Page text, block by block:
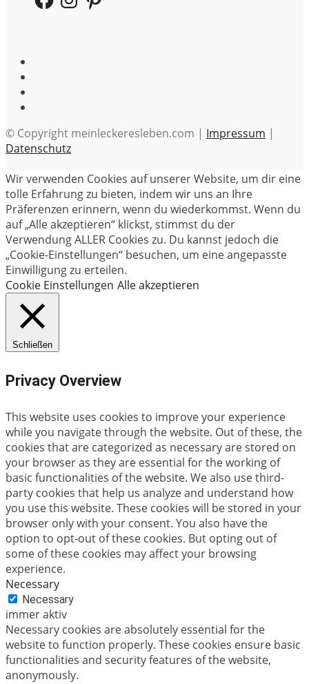
© Copyright meinleckeresleben.com | Impressum |
Datenschutz
Wir verwenden Cookies auf unserer Website, um dir eine
tolle Erfahrung zu bieten, indem wir uns an Ihre
Präferenzen erinnern, wenn du wiederkommst. Wenn du
auf „Alle akzeptieren“ klickst, stimmst du der
Verwendung ALLER Cookies zu. Du kannst jedoch die
„Cookie-Einstellungen“ besuchen, um eine angepasste
Einwilligung zu erteilen.
Cookie Einstellungen Alle akzeptieren
Schließen
Privacy Overview
This website uses cookies to improve your experience
while you navigate through the website. Out of these, the
cookies that are categorized as necessary are stored on
your browser as they are essential for the working of
basic functionalities of the website. We also use third-
party cookies that help us analyze and understand how
you use this website. These cookies will be stored in your
browser only with your consent. You also have the
option to opt-out of these cookies. But opting out of
some of these cookies may affect your browsing
experience.
Necessary
Necessary
immer aktiv
Necessary cookies are absolutely essential for the
website to function properly. These cookies ensure basic
functionalities and security features of the website,
anonymously.